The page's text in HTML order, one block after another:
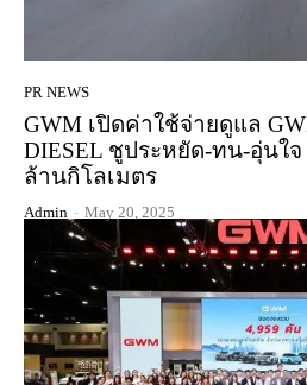
PR NEWS
GWM เปิดค่าใช้จ่ายดูแล
DIESEL ชูประหยัด-ทน-อุ่นใ
ล้านกิโลเมตร
Admin - May 20, 2025